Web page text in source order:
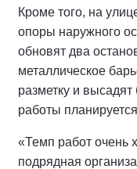
Кроме того, на
опоры наружного
обновят два
металлическое
разметку и
работы
«Темп работ очень
подрядная